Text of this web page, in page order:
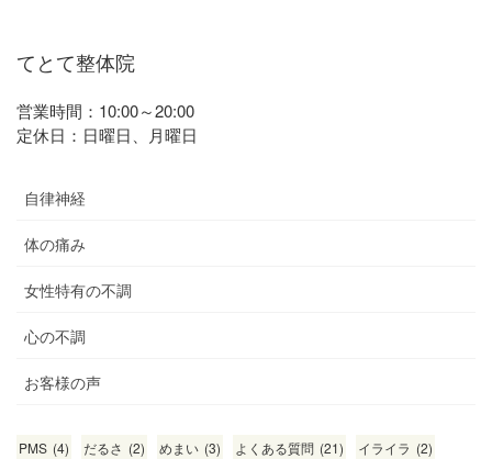
てとて整体院
営業時間：10:00～20:00
定休日：日曜日、月曜日
自律神経
体の痛み
女性特有の不調
心の不調
お客様の声
PMS (4) だるさ (2) めまい (3) よくある質問 (21) イライラ (2)